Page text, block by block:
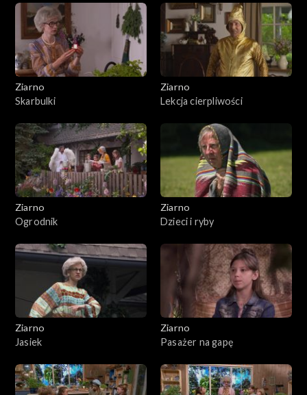
Ziarno
Skarbulki
Ziarno
Lekcja cierpliwości
Ziarno
Ogrodnik
Ziarno
Dzieci i ryby
Ziarno
Jasiek
Ziarno
Pasażer na gapę